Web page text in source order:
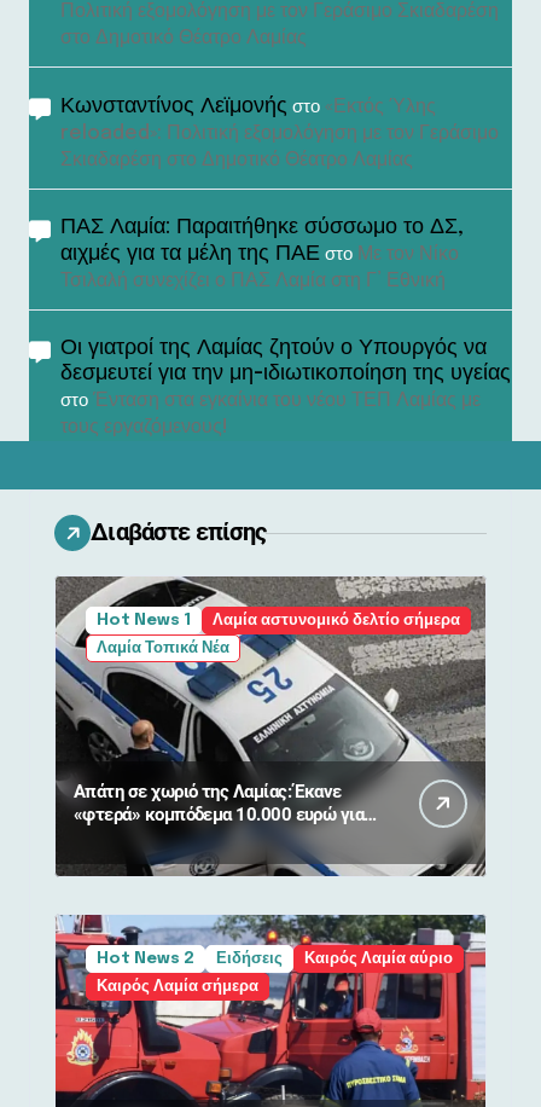
Πολιτική εξομολόγηση με τον Γεράσιμο Σκιαδαρέση
στο Δημοτικό Θέατρο Λαμίας
Κωνσταντίνος Λεϊμονής στο «Εκτός Ύλης
reloaded»: Πολιτική εξομολόγηση με τον Γεράσιμο
Σκιαδαρέση στο Δημοτικό Θέατρο Λαμίας
ΠΑΣ Λαμία: Παραιτήθηκε σύσσωμο το ΔΣ,
αιχμές για τα μέλη της ΠΑΕ στο Με τον Νίκο
Τσιλαλή συνεχίζει ο ΠΑΣ Λαμία στη Γ’ Εθνική
Οι γιατροί της Λαμίας ζητούν ο Υπουργός να
δεσμευτεί για την μη-ιδιωτικοποίηση της υγείας
στο Ένταση στα εγκαίνια του νέου ΤΕΠ Λαμίας με
τους εργαζόμενους!
Διαβάστε επίσης
Hot News 1
Λαμία αστυνομικό δελτίο σήμερα
Λαμία Τοπικά Νέα
Απάτη σε χωριό της Λαμίας: Έκανε
«φτερά» κομπόδεμα 10.000 ευρώ για
Hot News 2 Ειδήσεις
Καιρός Λαμία αύριο
Καιρός Λαμία σήμερα